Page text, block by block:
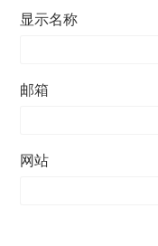
显示名称
邮箱
网站